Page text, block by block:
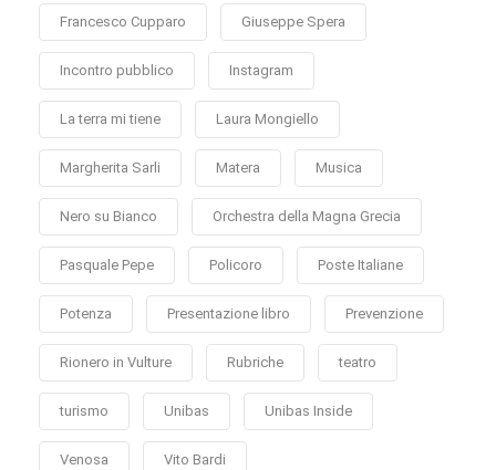
Francesco Cupparo Giuseppe Spera
Incontro pubblico Instagram
La terra mi tiene Laura Mongiello
Margherita Sarli Matera Musica
Nero su Bianco Orchestra della Magna Grecia
Pasquale Pepe Policoro Poste Italiane
Potenza Presentazione libro Prevenzione
Rionero in Vulture Rubriche teatro
turismo Unibas Unibas Inside
Venosa Vito Bardi